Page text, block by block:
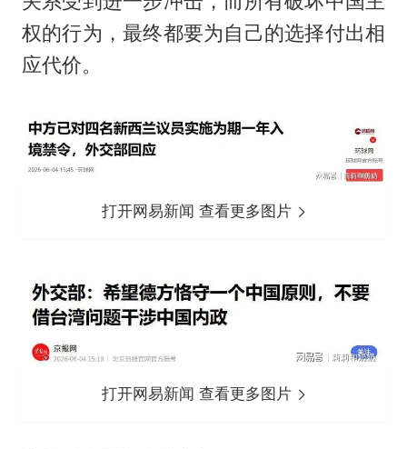
权的行为，最终都要为自己的选择付出相
应代价。
打开网易新闻 查看更多图片
打开网易新闻 查看更多图片